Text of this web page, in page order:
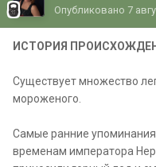
Опубликовано 7
ИСТОРИЯ
Существует множество
мороженого.
Самые ранние
временам императора